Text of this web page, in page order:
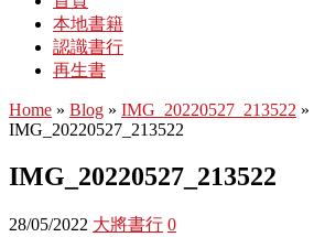
本地書籍
認識書行
再生書
Home » Blog » IMG_20220527_213522 »
IMG_20220527_213522
IMG_20220527_213522
28/05/2022 大將書行 0